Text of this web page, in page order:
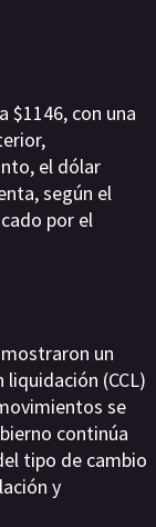
$1146, con una
el dólar
según el
por el
un
(CCL)
se
continúa
tipo de cambio
y